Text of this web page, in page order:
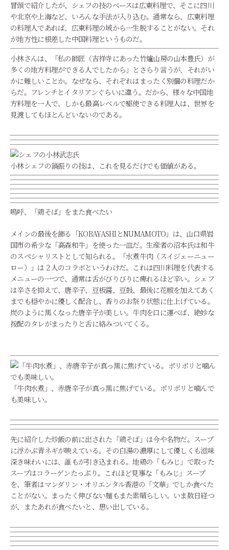
冒頭で紹介したが、シェフの技のベースは広東料理で、そこに四川
や北京や上海など、いろんな手法が入り込む。通常なら、広東料理
の料理人であれば、広東料理の域から一生脱することがない。それ
が地方性に根差した中国料理というものだ。
小林さんは、「私の師匠（吉祥寺にあった竹爐山房の山本豊氏）が
多くの地方料理ができる人でしたから」とさらり言うが、それがい
かに難しいことか。なぜなら、それぞれはまったく別個の料理だか
らだ。フレンチとイタリアンぐらいに違う。だから、様々な中国地
方料理を一人で、しかも最高レベルで駆使できる料理人は、世界を
見渡してもほとんどいないのである。
小林シェフの鍋振りの技は、これを見るだけでも価値がある。
嗚呼、「鶏そば」をまた食べたい
メインの最後を飾る「KOBAYASHIとNUMAMOTO」は、山口県岩
国市の希少な「高森和牛」を使った一皿だ。生産者の沼本氏は和牛
のスペシャリストとして知られる。「水煮牛肉（スイジェーニュー
ロー）」は２人のコラボというわけだ。これは四川料理を代表する
メニューの一つで、通常は舌がびりびりに痺れるほど辛い。シェフ
は辛さを抑えて、唐辛子、豆板醤、豆鼓、最後に花椒を加えてあく
までも穏やかに優しく配合し、香りのお祭り状態に仕上げている。
炭のように黒くなった唐辛子が美しい。牛肉を口に運べば、絶妙な
按配のタレがまったりと舌に絡みついてくる。
「牛肉水煮」、赤唐辛子が真っ黒に焦げている。ポリポリと噛んで
も美味しい。
先に紹介した炒飯の前に出された「鶏そば」は今や名物だ。スープ
に浮かぶ青ネギが映えている。その白湯の濃厚にして優しくも滋味
深き味わいには、誰もが引き込まれる。地鶏の「もみじ」で取った
スープはコラーゲンたっぷり。これほど見事な「もみじ」スープ
を、筆者はマンダリン・オリエンタル香港の「文華」でしか食べた
ことがない。まったく伸びない麺もまた素晴らしい。いま数日経つ
が、またあれが食べたいと、思い出している。